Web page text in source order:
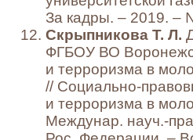
За кадры. – 2019. –
Скрыпникова Т. Л.
ФГБОУ ВО
и терроризма в
// Социально-
и терроризма в
Междунар. науч.-